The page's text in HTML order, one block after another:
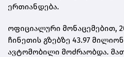
ერთიანდება.
ოფიციალური მონაცემებით,
ჩინეთის გზებზე 43.97
ავტომობილი მოძრაობდა.